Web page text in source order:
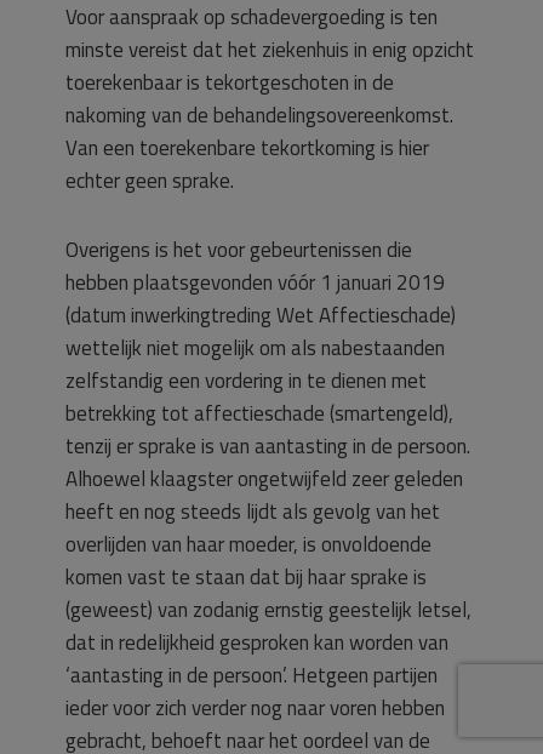
Voor aanspraak op schadevergoeding is ten
minste vereist dat het ziekenhuis in enig opzicht
toerekenbaar is tekortgeschoten in de
nakoming van de behandelingsovereenkomst.
Van een toerekenbare tekortkoming is hier
echter geen sprake.
Overigens is het voor gebeurtenissen die
hebben plaatsgevonden vóór 1 januari 2019
(datum inwerkingtreding Wet Affectieschade)
wettelijk niet mogelijk om als nabestaanden
zelfstandig een vordering in te dienen met
betrekking tot affectieschade (smartengeld),
tenzij er sprake is van aantasting in de persoon.
Alhoewel klaagster ongetwijfeld zeer geleden
heeft en nog steeds lijdt als gevolg van het
overlijden van haar moeder, is onvoldoende
komen vast te staan dat bij haar sprake is
(geweest) van zodanig ernstig geestelijk letsel,
dat in redelijkheid gesproken kan worden van
‘aantasting in de persoon’. Hetgeen partijen
ieder voor zich verder nog naar voren hebben
gebracht, behoeft naar het oordeel van de